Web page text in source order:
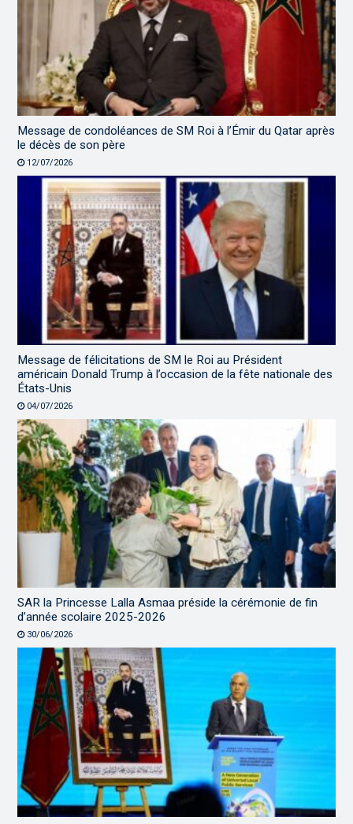
Message de condoléances de SM Roi à l’Émir du Qatar après
le décès de son père
12/07/2026
Message de félicitations de SM le Roi au Président
américain Donald Trump à l’occasion de la fête nationale des
États-Unis
04/07/2026
SAR la Princesse Lalla Asmaa préside la cérémonie de fin
d’année scolaire 2025-2026
30/06/2026